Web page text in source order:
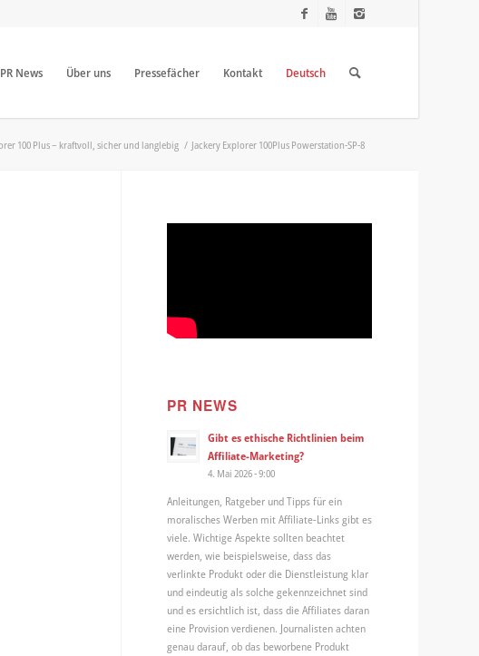
PR News Über uns Pressefächer Kontakt Deutsch
100 Plus – kraftvoll, sicher und langlebig / Jackery Explorer 100Plus Powerstation-SP-8
PR NEWS
Gibt es ethische Richtlinien beim
Affiliate-Marketing?
4. Mai 2026 - 9:00
Anleitungen, Ratgeber und Tipps für ein
moralisches Werben mit Affiliate-Links gibt es
viele. Wichtige Aspekte sollten beachtet
werden, wie beispielsweise, dass das
verlinkte Produkt oder die Dienstleistung klar
und eindeutig als solche gekennzeichnet sind
und es ersichtlich ist, dass die Affiliates daran
eine Provision verdienen. Journalisten achten
genau darauf, ob das beworbene Produkt